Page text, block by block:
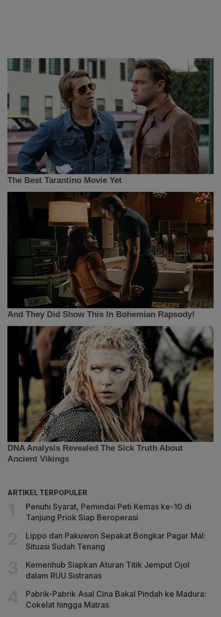
ARTIKEL TERPOPULER
Penuhi Syarat, Pemindai Peti Kemas ke-10 di
Tanjung Priok Siap Beroperasi
Lippo dan Pakuwon Sepakat Bongkar Pagar Mal:
Situasi Sudah Tenang
Kemenhub Siapkan Aturan Titik Jemput Ojol
dalam RUU Sistranas
Pabrik-Pabrik Asal Cina Bakal Pindah ke Madura:
Cokelat hingga Matras